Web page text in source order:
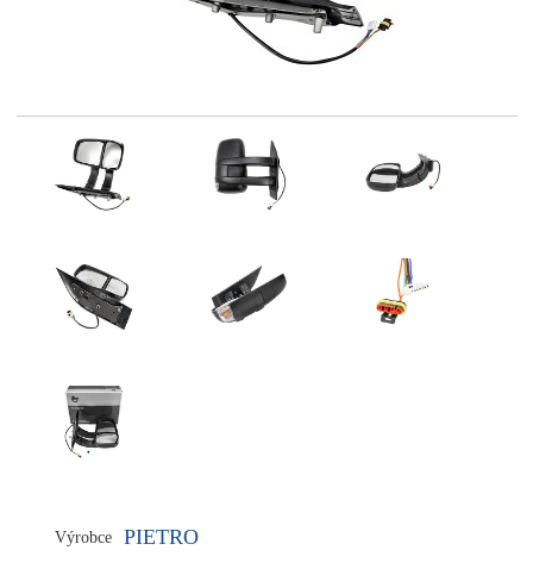
Výrobce PIETRO